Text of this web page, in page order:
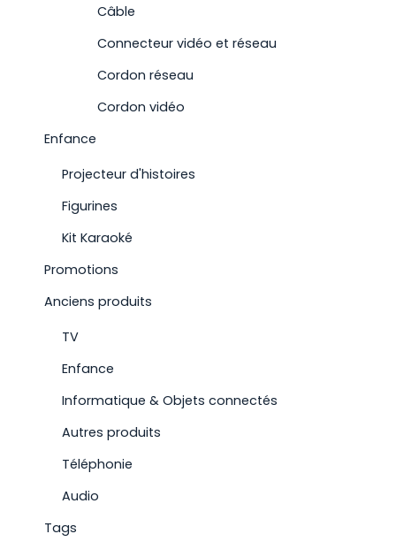
Câble
Connecteur vidéo et réseau
Cordon réseau
Cordon vidéo
Enfance
Projecteur d'histoires
Figurines
Kit Karaoké
Promotions
Anciens produits
TV
Enfance
Informatique & Objets connectés
Autres produits
Téléphonie
Audio
Tags